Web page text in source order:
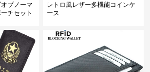
ブノーマ
チセット
レトロ風レザー多機能コインケ
ース